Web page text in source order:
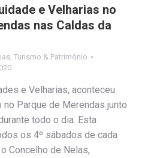
e Velharias no
nas Caldas da
Turismo & Património
e Velharias, aconteceu
no Parque de Merendas junto
todo o dia. Esta
os 4º sábados de cada
Concelho de Nelas,